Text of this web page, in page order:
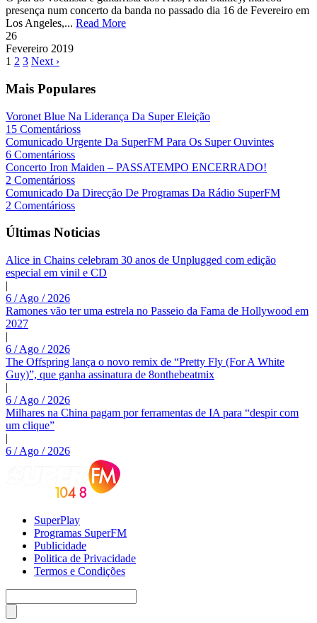
presença num concerto da banda no passado dia 16 de Fevereiro em
Los Angeles,... Read More
26
Fevereiro 2019
1 2 3 Next ›
Mais Populares
Voronet Blue Na Liderança Da Super Eleição
15 Comentárioss
Comunicado Urgente Da SuperFM Para Os Super Ouvintes
6 Comentárioss
Concerto Iron Maiden – PASSATEMPO ENCERRADO!
2 Comentárioss
Comunicado Da Direcção De Programas Da Rádio SuperFM
2 Comentárioss
Últimas Noticias
Alice in Chains celebram 30 anos de Unplugged com edição
especial em vinil e CD
|
6 / Ago / 2026
Ramones vão ter uma estrela no Passeio da Fama de Hollywood em
2027
|
6 / Ago / 2026
The Offspring lança o novo remix de “Pretty Fly (For A White
Guy)”, que ganha assinatura de 8onthebeatmix
|
6 / Ago / 2026
Milhares na China pagam por ferramentas de IA para “despir com
um clique”
|
6 / Ago / 2026
SuperPlay
Programas SuperFM
Publicidade
Politica de Privacidade
Termos e Condições